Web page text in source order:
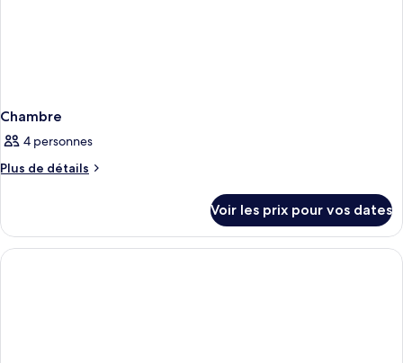
Chambre
4 personnes
Plus de détails
Plus
le
type
de
Voir les prix pour vos dates